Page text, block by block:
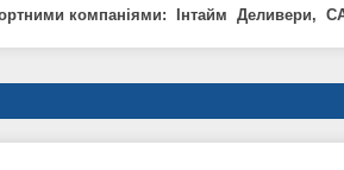
компаніями: Інтайм Деливери,